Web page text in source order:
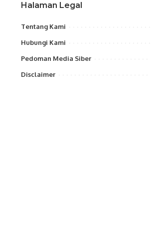
Halaman Legal
Tentang Kami
Hubungi Kami
Pedoman Media Siber
Disclaimer